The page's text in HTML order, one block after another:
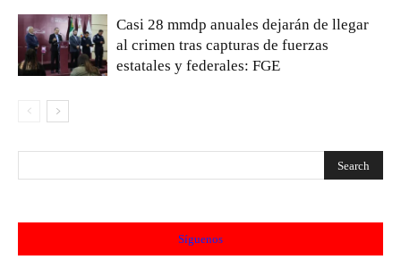
Casi 28 mmdp anuales dejarán de llegar
al crimen tras capturas de fuerzas
estatales y federales: FGE
Síguenos